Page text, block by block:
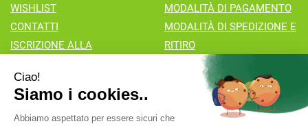
WISHLIST
CONTATTI
ISCRIZIONE ALLA
MODALITÀ DI PAGAMENTO
MODALITÀ DI SPEDIZIONE E
RITIRO
Farmacia Valaperta Dr. Antonio Pipia - Via Natale Perego 7